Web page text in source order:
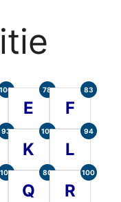
100
E
78
F
83
93
K
101
L
94
101
Q
80
R
100